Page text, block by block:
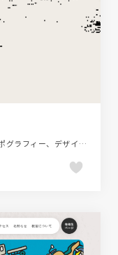
コーポレートサイト、スタイリッシュ、タイポグラフィー、デザイン・アート・音楽・文芸、フラットデザイン、ブラック系 、ベージュ・ゴールド系